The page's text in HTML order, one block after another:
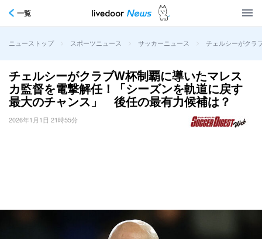
一覧
ニューストップ > スポーツニュース > サッカーニュース > チェルシーがクラ
チェルシーがクラブW杯制覇に導いたマレス
カ監督を電撃解任！「シーズンを軌道に戻す
最大のチャンス」 後任の最有力候補は？
2026年1月1日 21時55分